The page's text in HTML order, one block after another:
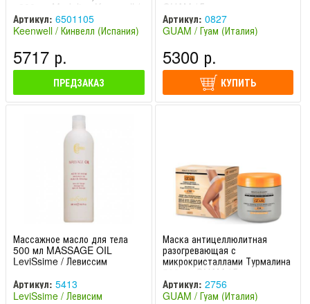
+200 мл Modeling Keenwell /
Кинвелл
Артикул: 6501105
Keenwell / Кинвелл (Испания)
5717 р.
ПРЕДЗАКАЗ
GUAM / Гуам
Артикул: 0827
GUAM / Гуам (Италия)
5300 р.
КУПИТЬ
Массажное масло для тела
500 мл MASSAGE OIL
LeviSsime / Левиссим
Артикул: 5413
LeviSsime / Левисим
Маска антицеллюлитная
разогревающая с
микрокристаллами Турмалина
500 мл GUAM / Гуам
Артикул: 2756
GUAM / Гуам (Италия)